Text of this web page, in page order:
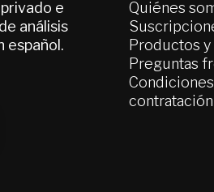
e
análisis
español.
Quiénes
Productos
Preguntas
contratación